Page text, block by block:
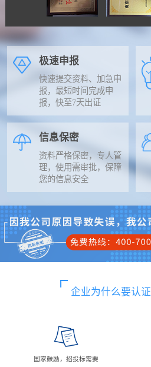
极速申报
快速提交资料、加急申
报，最短时间完成申
报，快至7天出证
信息保密
资料严格保密，专人管
理，使用需审批，保障
您的信息安全
企业为什么要认证
国家鼓励，招投标需要